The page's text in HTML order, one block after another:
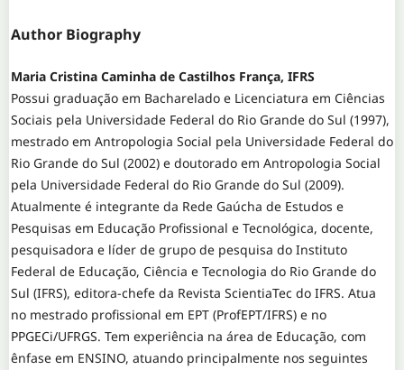
Author Biography
Maria Cristina Caminha de Castilhos França, IFRS
Possui graduação em Bacharelado e Licenciatura em Ciências
Sociais pela Universidade Federal do Rio Grande do Sul (1997),
mestrado em Antropologia Social pela Universidade Federal do
Rio Grande do Sul (2002) e doutorado em Antropologia Social
pela Universidade Federal do Rio Grande do Sul (2009).
Atualmente é integrante da Rede Gaúcha de Estudos e
Pesquisas em Educação Profissional e Tecnológica, docente,
pesquisadora e líder de grupo de pesquisa do Instituto
Federal de Educação, Ciência e Tecnologia do Rio Grande do
Sul (IFRS), editora-chefe da Revista ScientiaTec do IFRS. Atua
no mestrado profissional em EPT (ProfEPT/IFRS) e no
PPGECi/UFRGS. Tem experiência na área de Educação, com
ênfase em ENSINO, atuando principalmente nos seguintes